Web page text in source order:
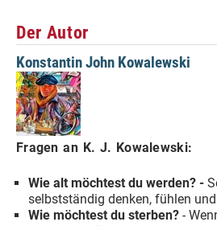
Der Autor
Konstantin John Kowalewski
Fragen an K. J. Kowalewski:
Wie alt möchtest du werden? -
selbstständig denken, fühlen
Wie möchtest du sterben? -